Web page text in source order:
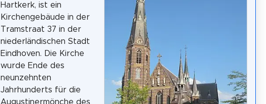
Hartkerk, ist ein
Kirchengebäude in der
Tramstraat 37 in der
niederländischen Stadt
Eindhoven. Die Kirche
wurde Ende des
neunzehnten
Jahrhunderts für die
Augustinermönche des